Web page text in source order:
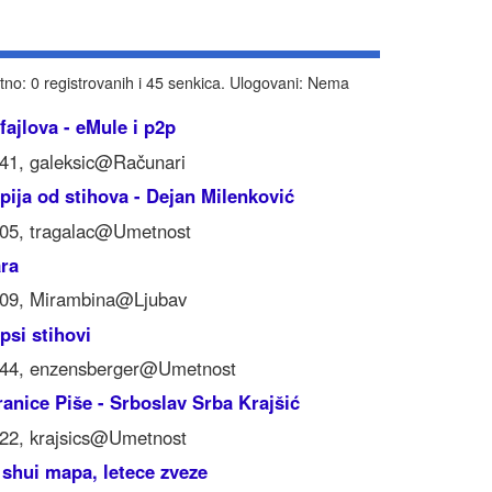
0 registrovanih i 45 senkica. Ulogovani: Nema
- eMule i p2p
galeksic@Računari
od stihova - Dejan Milenković
tragalac@Umetnost
Mirambina@Ljubav
stihovi
enzensberger@Umetnost
Piše - Srboslav Srba Krajšić
krajsics@Umetnost
mapa, letece zveze